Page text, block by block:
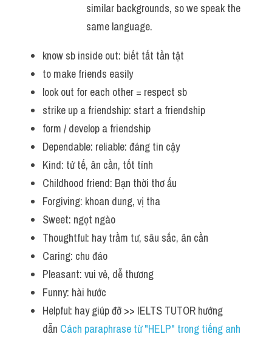
similar backgrounds, so we speak the
same language.
know sb inside out: biết tất tần tật
to make friends easily
look out for each other = respect sb
strike up a friendship: start a friendship
form / develop a friendship
Dependable: reliable: đáng tin cậy
Kind: tử tế, ân cần, tốt tính
Childhood friend: Bạn thời thơ ấu
Forgiving: khoan dung, vị tha
Sweet: ngọt ngào
Thoughtful: hay trầm tư, sâu sắc, ân cần
Caring: chu đáo
Pleasant: vui vẻ, dễ thương
Funny: hài hước
Helpful: hay giúp đỡ >> IELTS TUTOR hướng
dẫn Cách paraphrase từ "HELP" trong tiếng anh